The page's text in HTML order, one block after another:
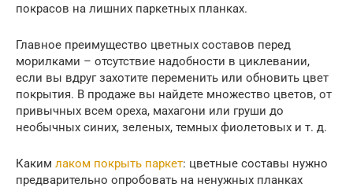
покрасов на лишних паркетных планках.
Главное преимущество цветных составов перед
морилками – отсутствие надобности в циклевании,
если вы вдруг захотите переменить или обновить цвет
покрытия. В продаже вы найдете множество цветов, от
привычных всем ореха, махагони или груши до
необычных синих, зеленых, темных фиолетовых и т. д.
Каким лаком покрыть паркет: цветные составы нужно
предварительно опробовать на ненужных планках